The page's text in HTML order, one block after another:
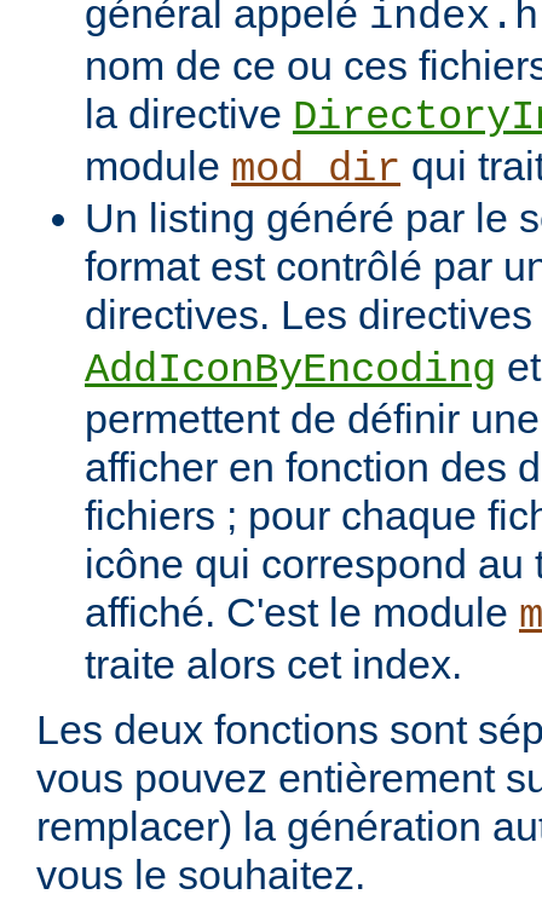
général appelé
nom de ce ou ces
la directive
module mod_dir qui
Un listing généré par le
format est contrôlé par
directives. Les directives
AddIconByEncoding
permettent de définir
afficher en fonction des
fichiers ; pour chaque
icône qui correspond au
affiché. C'est le module
traite alors cet index.
Les deux fonctions sont
vous pouvez entièrement
remplacer) la génération
vous le souhaitez.